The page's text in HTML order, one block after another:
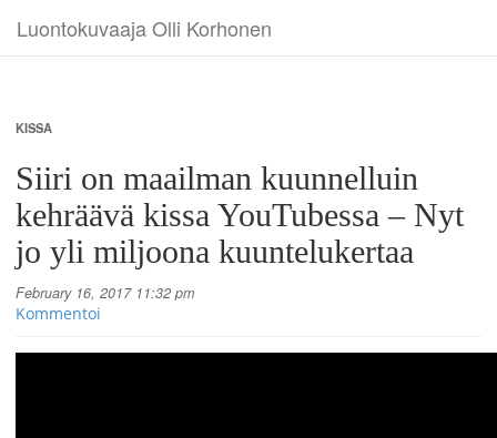
Luontokuvaaja Olli Korhonen
KISSA
Siiri on maailman kuunnelluin
kehräävä kissa YouTubessa – Nyt
jo yli miljoona kuuntelukertaa
February 16, 2017 11:32 pm
Kommentoi